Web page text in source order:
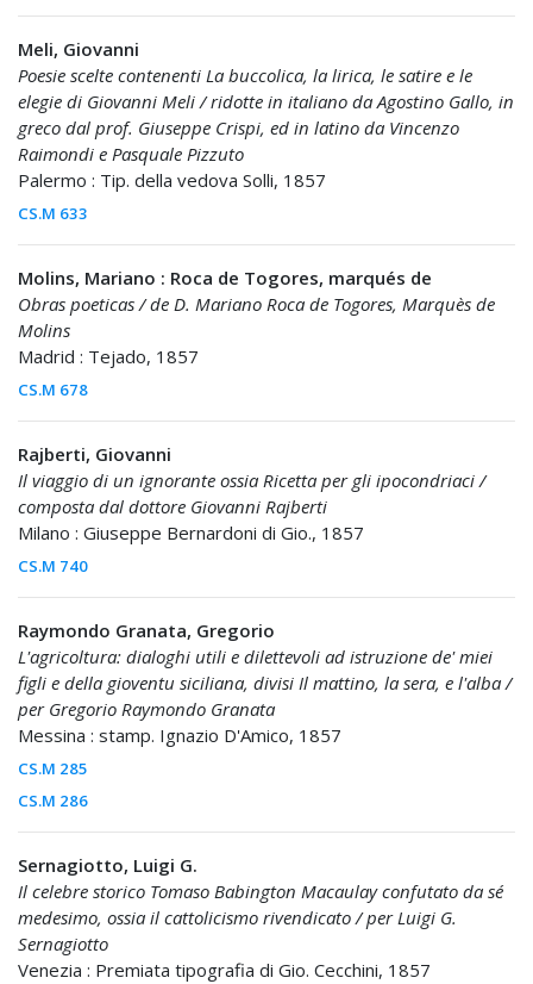
Meli, Giovanni
Poesie scelte contenenti La buccolica, la lirica, le satire e le
elegie di Giovanni Meli / ridotte in italiano da Agostino Gallo, in
greco dal prof. Giuseppe Crispi, ed in latino da Vincenzo
Raimondi e Pasquale Pizzuto
Palermo : Tip. della vedova Solli, 1857
CS.M 633
Molins, Mariano : Roca de Togores, marqués de
Obras poeticas / de D. Mariano Roca de Togores, Marquès de
Molins
Madrid : Tejado, 1857
CS.M 678
Rajberti, Giovanni
Il viaggio di un ignorante ossia Ricetta per gli ipocondriaci /
composta dal dottore Giovanni Rajberti
Milano : Giuseppe Bernardoni di Gio., 1857
CS.M 740
Raymondo Granata, Gregorio
L'agricoltura: dialoghi utili e dilettevoli ad istruzione de' miei
figli e della gioventu siciliana, divisi Il mattino, la sera, e l'alba /
per Gregorio Raymondo Granata
Messina : stamp. Ignazio D'Amico, 1857
CS.M 285
CS.M 286
Sernagiotto, Luigi G.
Il celebre storico Tomaso Babington Macaulay confutato da sé
medesimo, ossia il cattolicismo rivendicato / per Luigi G.
Sernagiotto
Venezia : Premiata tipografia di Gio. Cecchini, 1857